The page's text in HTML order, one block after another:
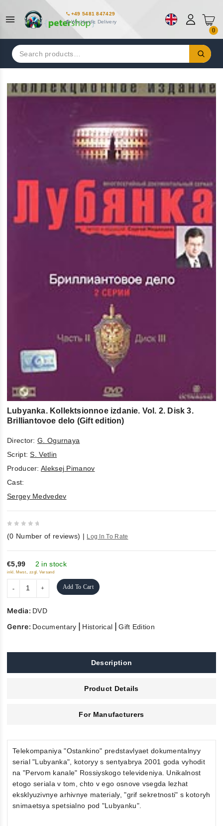
+49 5481 847429
Worldwide Delivery
0
Search
for:
Lubyanka. Kollektsionnoe izdanie. Vol. 2. Disk 3.
Brilliantovoe delo (Gift edition)
Director: G. Ogurnaya
Script:S. Vetlin
Producer: Aleksej Pimanov
Cast:
Sergey Medvedev
out
of
5
(0 Number of reviews) | Log In To Rate
€5,99 2 in stock
inkl. Mwst., zzgl. Versand
Add To Cart
Media: DVD
Genre: Documentary Historical |Gift Edition
Description
Product Details
For Manufacturers
Telekompaniya "Ostankino" predstavlyaet dokumentalnyy
serial "Lubyanka", kotoryy s sentyabrya 2001 goda vyhodit
na "Pervom kanale" Rossiyskogo televideniya. Unikalnost
etogo seriala v tom, chto v ego osnove vsegda lezhat
eksklyuzivnye arhivnye materialy, "grif sekretnosti" s kotoryh
snimaetsya spetsialno pod "Lubyanku".